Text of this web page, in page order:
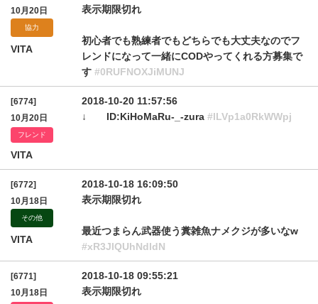
10月20日
協力
VITA
表示期限切れ
初心者でも熟練者でもどちらでも大丈夫なのでフ
レンドになって一緒にCODやってくれる方募集で
す #0RUFNOXJiMUNJ
[6774]
10月20日
フレンド
VITA
2018-10-20 11:57:56
↓ ID:KiHoMaRu-_-zura #lLVp1a0RkWWpj
[6772]
10月18日
その他
VITA
2018-10-18 16:09:50
表示期限切れ
最近つまらん武器使う糞雑魚ナメクジが多いなw
#xR3JlQUhNdldN
[6771]
10月18日
2018-10-18 09:55:21
表示期限切れ